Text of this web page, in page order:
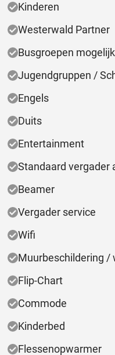
Kinderen
Westerwald Partner
Busgroepen mogelijk
Jugendgruppen /
Engels
Duits
Entertainment
Standaard vergader
Beamer
Vergader service
Wifi
Muurbeschildering /
Flip-Chart
Commode
Kinderbed
Flessenopwarmer